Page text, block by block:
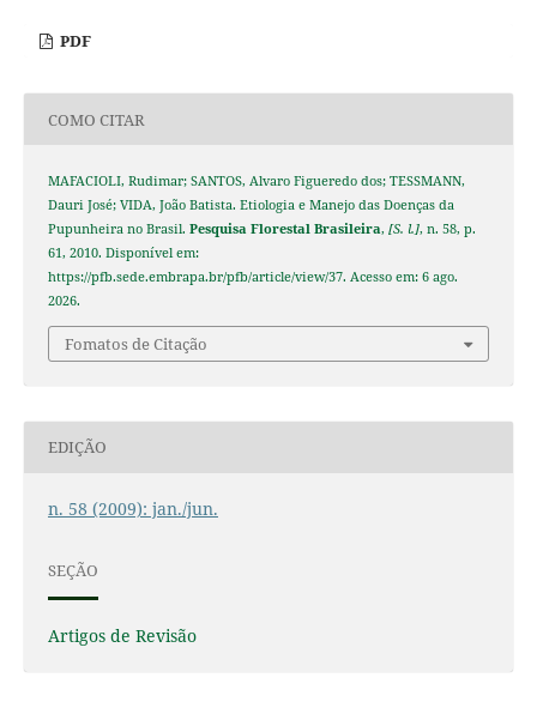
PDF
COMO CITAR
MAFACIOLI, Rudimar; SANTOS, Alvaro Figueredo dos; TESSMANN,
Dauri José; VIDA, João Batista. Etiologia e Manejo das Doenças da
Pupunheira no Brasil. Pesquisa Florestal Brasileira, [S. l.], n. 58, p.
61, 2010. Disponível em:
https://pfb.sede.embrapa.br/pfb/article/view/37. Acesso em: 6 ago.
2026.
Fomatos de Citação
EDIÇÃO
n. 58 (2009): jan./jun.
SEÇÃO
Artigos de Revisão